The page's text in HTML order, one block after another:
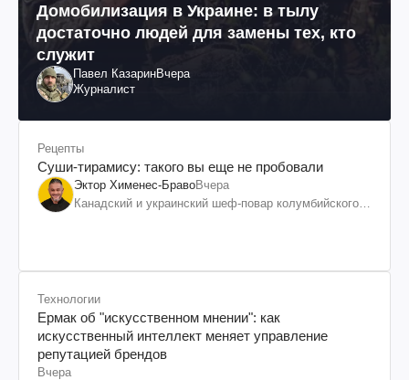
Домобилизация в Украине: в тылу
достаточно людей для замены тех, кто
служит
Павел КазаринВчера
Журналист
Рецепты
Суши-тирамису: такого вы еще не пробовали
Эктор Хименес-БравоВчера
Канадский и украинский шеф-повар колумбийского
Технологии
Ермак об "искусственном мнении": как
искусственный интеллект меняет управление
репутацией брендов
Вчера